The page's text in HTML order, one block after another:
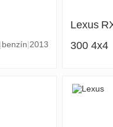
2013
benzín
Lexus
300 4x4